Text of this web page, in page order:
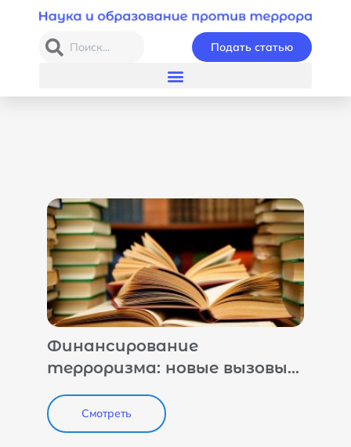
Подать статью
Финансирование
терроризма: новые вызовы
для международной
безопасности
Смотреть